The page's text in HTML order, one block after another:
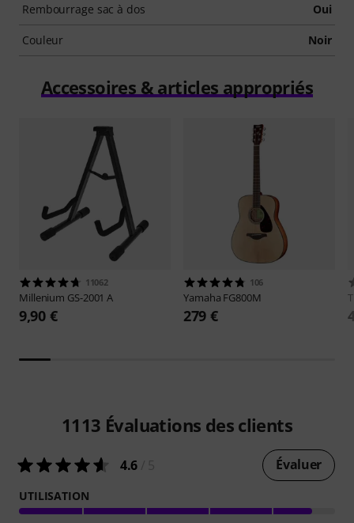
Rembourrage sac à dos Oui
Couleur Noir
Accessoires & articles appropriés
11062
Millenium GS-2001 A
9,90 €
106
Yamaha FG800M
279 €
1113 Évaluations des clients
4.6 Évaluer
UTILISATION